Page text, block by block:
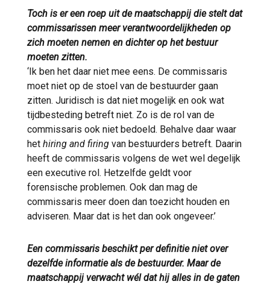
Toch is er een roep uit de maatschappij die stelt dat
commissarissen meer verantwoordelijkheden op
zich moeten nemen en dichter op het bestuur
moeten zitten.
‘Ik ben het daar niet mee eens. De commissaris
moet niet op de stoel van de bestuurder gaan
zitten. Juridisch is dat niet mogelijk en ook wat
tijdbesteding betreft niet. Zo is de rol van de
commissaris ook niet bedoeld. Behalve daar waar
het hiring and firing van bestuurders betreft. Daarin
heeft de commissaris volgens de wet wel degelijk
een executive rol. Hetzelfde geldt voor
forensische problemen. Ook dan mag de
commissaris meer doen dan toezicht houden en
adviseren. Maar dat is het dan ook ongeveer.’
Een commissaris beschikt per definitie niet over
dezelfde informatie als de bestuurder. Maar de
maatschappij verwacht wél dat hij alles in de gaten